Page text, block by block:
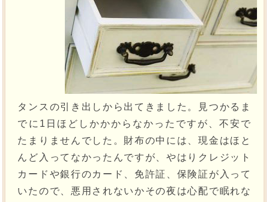
タンスの引き出しから出てきました。見つかるま
でに1日ほどしかかからなかったですが、不安で
たまりませんでした。財布の中には、現金はほと
んど入ってなかったんですが、やはりクレジット
カードや銀行のカード、免許証、保険証が入って
いたので、悪用されないかその夜は心配で眠れな